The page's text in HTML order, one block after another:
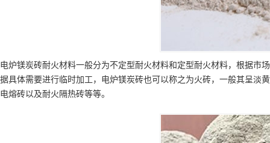
电炉镁炭砖耐火材料一般分为不定型耐火材料和定型耐火材料，根据市
据具体需要进行临时加工，电炉镁炭砖也可以称之为火砖，一般其呈淡
电熔砖以及耐火隔热砖等等。